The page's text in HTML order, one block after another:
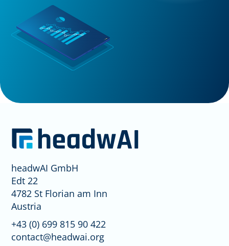
headwAI GmbH
Edt 22
4782 St Florian am Inn
Austria
+43 (0) 699 815 90 422
contact@headwai.org